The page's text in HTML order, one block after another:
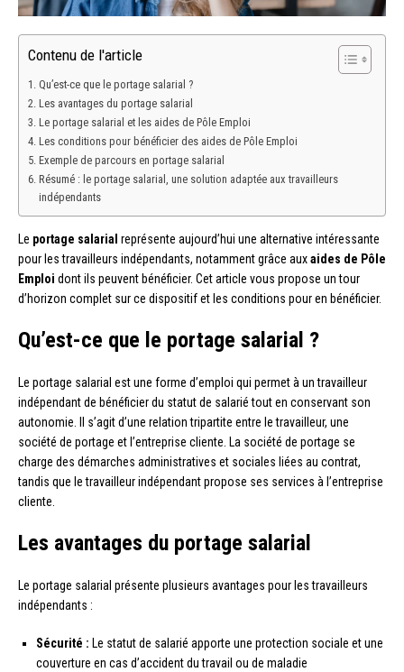
Contenu de l'article
Qu’est-ce que le portage salarial ?
Les avantages du portage salarial
Le portage salarial et les aides de Pôle Emploi
Les conditions pour bénéficier des aides de Pôle Emploi
Exemple de parcours en portage salarial
Résumé : le portage salarial, une solution adaptée aux travailleurs
indépendants
Le portage salarial représente aujourd’hui une alternative intéressante
pour les travailleurs indépendants, notamment grâce auxaides de Pôle
Emploi dont ils peuvent bénéficier. Cet article vous propose un tour
d’horizon complet sur ce dispositif et les conditions pour en bénéficier.
Qu’est-ce que le portage salarial ?
Le portage salarial est une forme d’emploi qui permet à un travailleur
indépendant de bénéficier du statut de salarié tout en conservant son
autonomie. Il s’agit d’une relation tripartite entre le travailleur, une
société de portage et l’entreprise cliente. La société de portage se
charge des démarches administratives et sociales liées au contrat,
tandis que le travailleur indépendant propose ses services à l’entreprise
cliente.
Les avantages du portage salarial
Le portage salarial présente plusieurs avantages pour les travailleurs
indépendants :
Sécurité : Le statut de salarié apporte une protection sociale et une
couverture en cas d’accident du travail ou de maladie